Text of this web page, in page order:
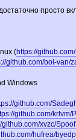
просто
(https://
github.com/bol-van/
Windows
github.com/
github.com/krlvm/
github.com/xvzc/
hufrea/